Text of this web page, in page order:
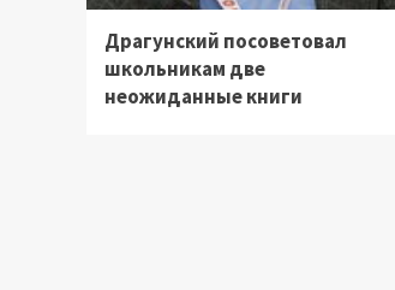
Драгунский посоветовал
школьникам две
неожиданные книги